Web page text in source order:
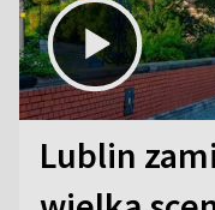
Lublin